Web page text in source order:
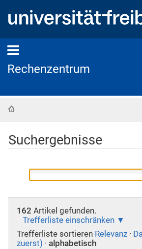
Rechenzentrum
Suchergebnisse
162 Artikel gefunden.
Trefferliste einschränken
Trefferliste sortieren Relevanz ·
zuerst) · alphabetisch